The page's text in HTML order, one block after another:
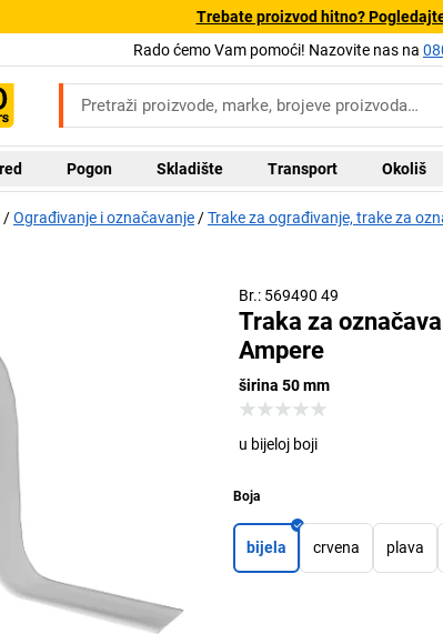
Trebate proizvod hitno?
Rado ćemo Vam pomoći! Nazovite nas na
Pogon Skladište Transport Okoliš
Ograđivanje i označavanje Trake za ograđivanje, trake za
Br.: 569490 49
Traka za
Ampere
širina 50 mm
u bijeloj boji
Boja
bijela crvena plava